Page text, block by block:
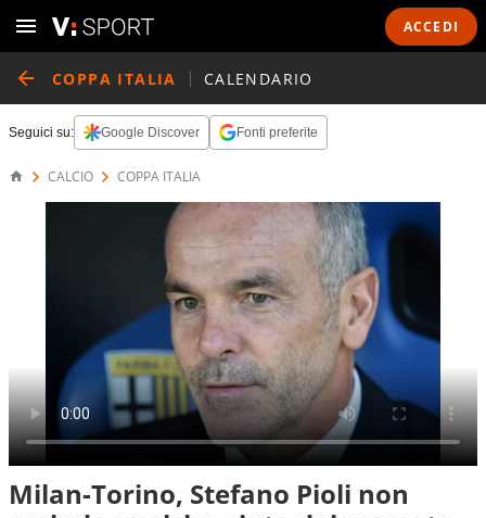
ACCEDI
COPPA ITALIA CALENDARIO
Seguici su: Google Discover Fonti preferite
CALCIO COPPA ITALIA
Milan-Torino, Stefano Pioli non